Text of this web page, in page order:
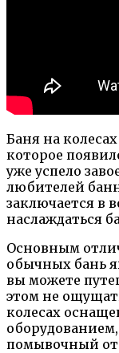
Баня на
которое
уже успело
любителей
заключается в
наслаждаться
Основным
обычных бань
вы можете
этом не
колесах
помывочный